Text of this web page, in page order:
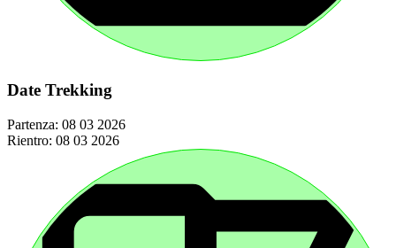
Date Trekking
Partenza: 08 03 2026
Rientro: 08 03 2026